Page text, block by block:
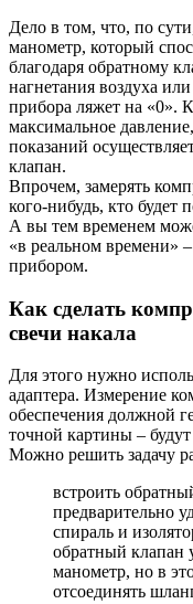
Дело в том, что, по
манометр, который
благодаря обратному
нагнетания воздуха
прибора ляжет на «0».
максимальное
показаний
клапан.
Впрочем, замерять
кого-нибудь, кто будет
А вы тем временем
«в реальном времени»
прибором.
Как сделать
свечи накала
Для этого нужно
адаптера. Измерение
обеспечения должной
точной картины –
Можно решить задачу
встроить
предварительно
спираль и
обратный клапан
манометр, но в
отсоединять